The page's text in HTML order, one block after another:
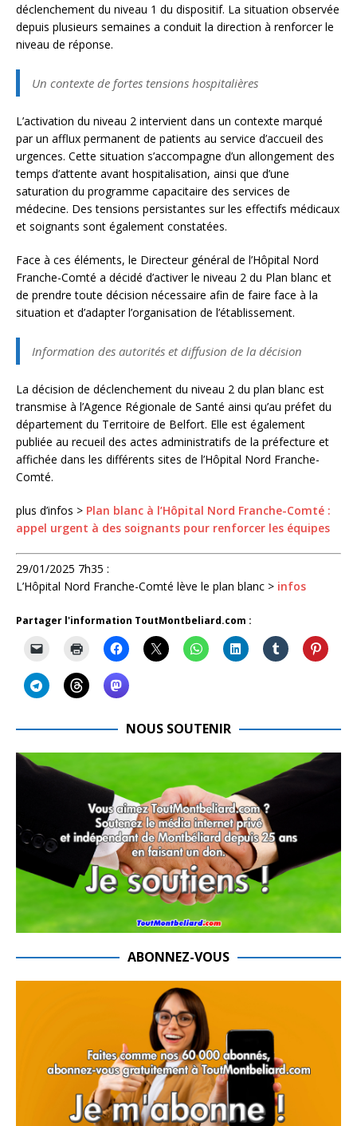
déclenchement du niveau 1 du dispositif. La situation observée
depuis plusieurs semaines a conduit la direction à renforcer le
niveau de réponse.
Un contexte de fortes tensions hospitalières
L’activation du niveau 2 intervient dans un contexte marqué
par un afflux permanent de patients au service d’accueil des
urgences. Cette situation s’accompagne d’un allongement des
temps d’attente avant hospitalisation, ainsi que d’une
saturation du programme capacitaire des services de
médecine. Des tensions persistantes sur les effectifs médicaux
et soignants sont également constatées.
Face à ces éléments, le Directeur général de l’Hôpital Nord
Franche-Comté a décidé d’activer le niveau 2 du Plan blanc et
de prendre toute décision nécessaire afin de faire face à la
situation et d’adapter l’organisation de l’établissement.
Information des autorités et diffusion de la décision
La décision de déclenchement du niveau 2 du plan blanc est
transmise à l’Agence Régionale de Santé ainsi qu’au préfet du
département du Territoire de Belfort. Elle est également
publiée au recueil des actes administratifs de la préfecture et
affichée dans les différents sites de l’Hôpital Nord Franche-
Comté.
plus d’infos > Plan blanc à l’Hôpital Nord Franche-Comté :
appel urgent à des soignants pour renforcer les équipes
29/01/2025 7h35 :
L’Hôpital Nord Franche-Comté lève le plan blanc > infos
Partager l'information ToutMontbeliard.com :
NOUS SOUTENIR
ABONNEZ-VOUS